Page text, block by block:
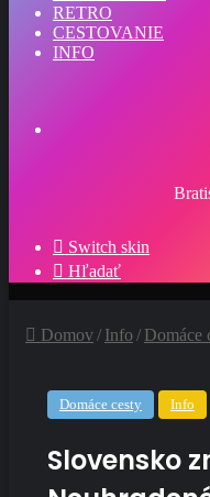
RETRO
CESTOVANIE
INFO
Switch skin
Hľadať
Domov/ Info / Domáce
Domáce cesty Info
Slovensko